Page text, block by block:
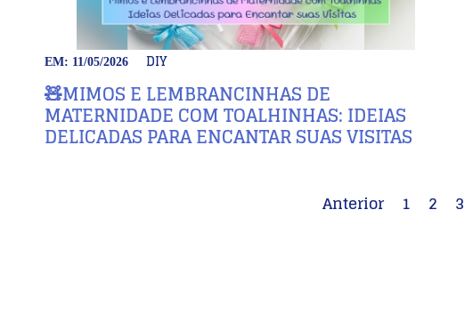
EM: 11/05/2026 DIY
🧸MIMOS E LEMBRANCINHAS DE
MATERNIDADE COM TOALHINHAS: IDEIAS
DELICADAS PARA ENCANTAR SUAS VISITAS
Anterior 1 2 3